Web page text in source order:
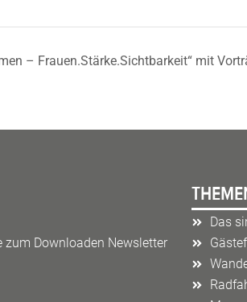
– Frauen.Stärke.Sichtbarkeit“ mit
Downloaden Newsletter
Das